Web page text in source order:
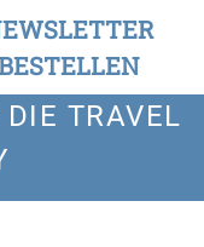
TRAVEL